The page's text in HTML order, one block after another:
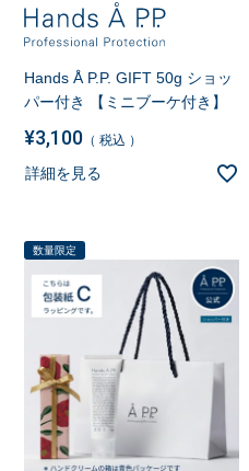
Hands Å P.P. GIFT 50g ショッ
パー付き 【ミニブーケ付き】
¥3,100 税込
詳細を見る
数量限定